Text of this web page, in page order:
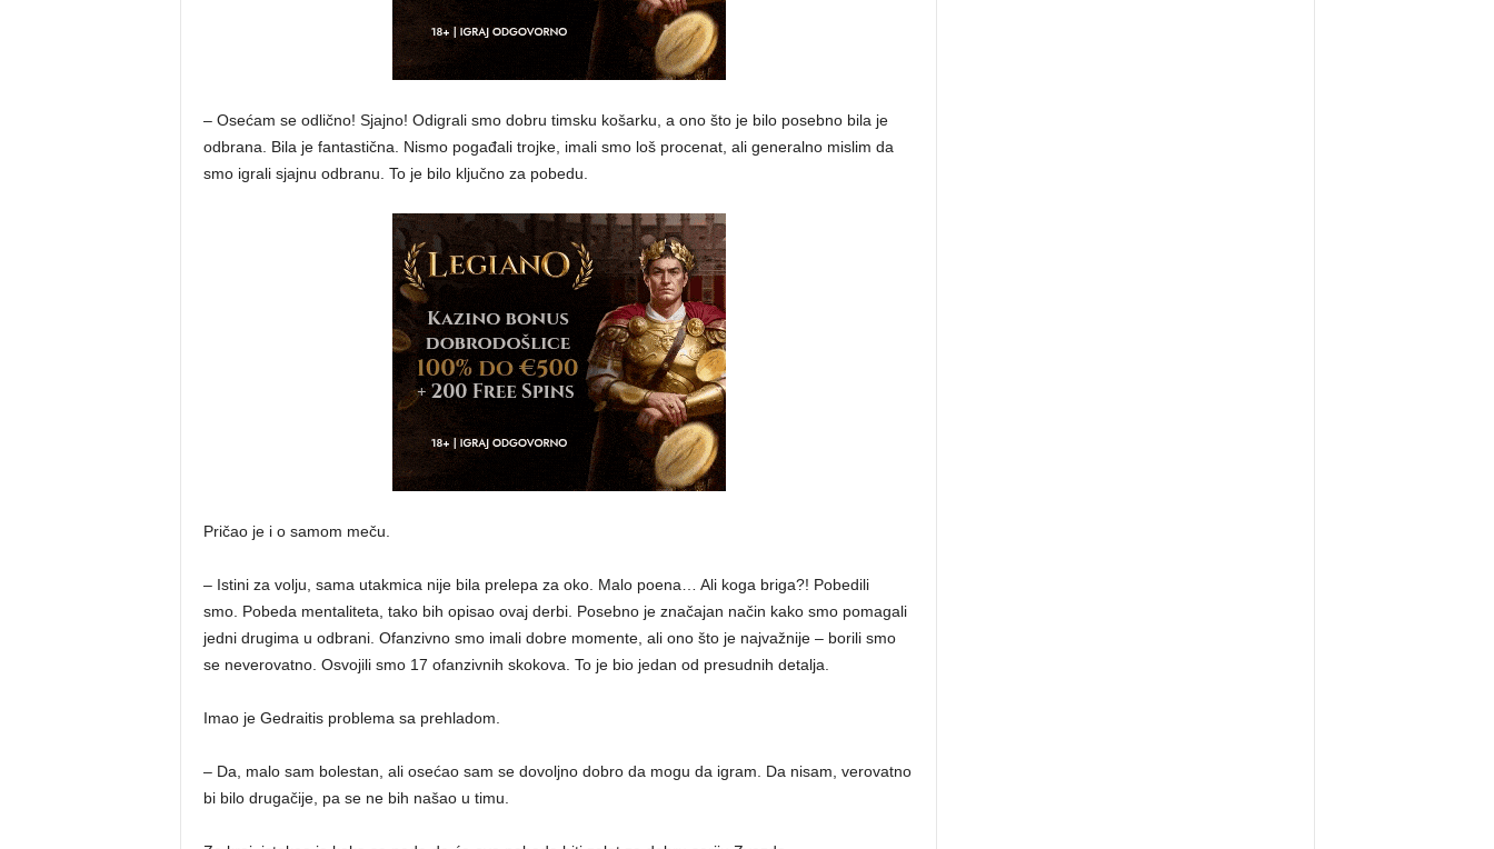
– Osećam se odlično! Sjajno! Odigrali smo dobru timsku košarku, a ono što je bilo posebno bila je
odbrana. Bila je fantastična. Nismo pogađali trojke, imali smo loš procenat, ali generalno mislim da
smo igrali sjajnu odbranu. To je bilo ključno za pobedu.
Pričao je i o samom meču.
– Istini za volju, sama utakmica nije bila prelepa za oko. Malo poena… Ali koga briga?! Pobedili
smo. Pobeda mentaliteta, tako bih opisao ovaj derbi. Posebno je značajan način kako smo pomagali
jedni drugima u odbrani. Ofanzivno smo imali dobre momente, ali ono što je najvažnije – borili smo
se neverovatno. Osvojili smo 17 ofanzivnih skokova. To je bio jedan od presudnih detalja.
Imao je Gedraitis problema sa prehladom.
– Da, malo sam bolestan, ali osećao sam se dovoljno dobro da mogu da igram. Da nisam, verovatno
bi bilo drugačije, pa se ne bih našao u timu.